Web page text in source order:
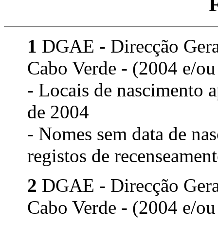
1 DGAE - Direcção
Cabo Verde - (2004 e/
- Locais de nascimento
de 2004
- Nomes sem data de
registos de
2 DGAE - Direcção
Cabo Verde - (2004 e/